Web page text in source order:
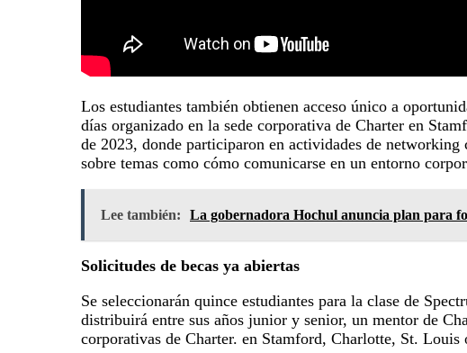
Los estudiantes también obtienen acceso único a
días organizado en la sede corporativa de Charter en
de 2023, donde participaron en actividades de
sobre temas como cómo comunicarse en un entorno
Lee también: La gobernadora Hochul anuncia plan para
Solicitudes de becas ya abiertas
Se seleccionarán quince estudiantes para la clase de
distribuirá entre sus años junior y senior, un mentor de
corporativas de Charter. en Stamford, Charlotte, St. Louis